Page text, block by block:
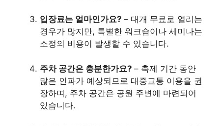
입장료는 얼마인가요? – 대개 무료로 열리는
경우가 많지만, 특별한 워크숍이나 세미나는
소정의 비용이 발생할 수 있습니다.
주차 공간은 충분한가요? – 축제 기간 동안
많은 인파가 예상되므로 대중교통 이용을 권
장하며, 주차 공간은 공원 주변에 마련되어
있습니다.